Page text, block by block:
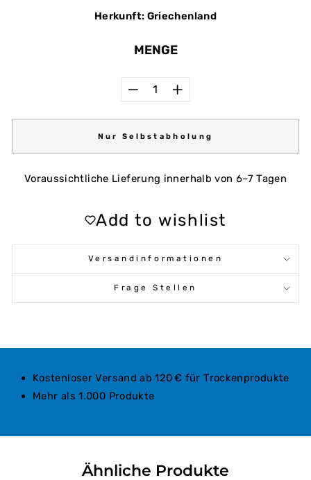
Herkunft: Griechenland
MENGE
− +
Nur Selbstabholung
Voraussichtliche Lieferung innerhalb von 6–7 Tagen
Add to wishlist
Versandinformationen
Frage Stellen
Kostenloser Versand ab 120 € für Trockenprodukte
Mehr als 1.000 Produkte
Ähnliche Produkte